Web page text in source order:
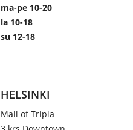
ma-pe 10-20
la 10-18
su 12-18
HELSINKI
Mall of Tripla